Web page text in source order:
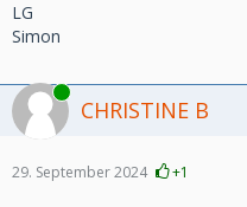
LG
Simon
Online
CHRISTINE B
29. September 2024 +1